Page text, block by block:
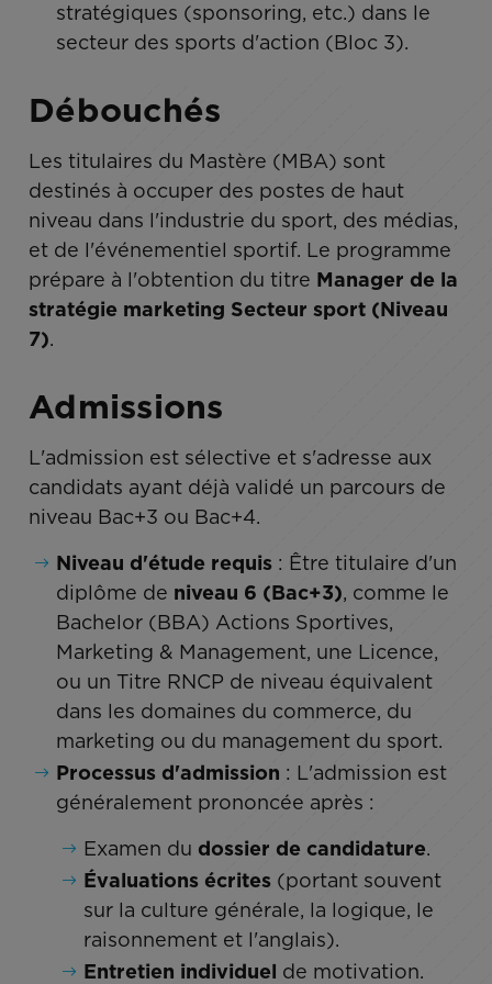
stratégiques (sponsoring, etc.) dans le
secteur des sports d'action (Bloc 3).
Débouchés
Les titulaires du Mastère (MBA) sont
destinés à occuper des postes de haut
niveau dans l'industrie du sport, des médias,
et de l'événementiel sportif. Le programme
prépare à l'obtention du titre Manager de la
stratégie marketing Secteur sport (Niveau
7).
Admissions
L'admission est sélective et s'adresse aux
candidats ayant déjà validé un parcours de
niveau Bac+3 ou Bac+4.
Niveau d'étude requis : Être titulaire d'un
diplôme de niveau 6 (Bac+3), comme le
Bachelor (BBA) Actions Sportives,
Marketing & Management, une Licence,
ou un Titre RNCP de niveau équivalent
dans les domaines du commerce, du
marketing ou du management du sport.
Processus d'admission : L'admission est
généralement prononcée après :
Examen du dossier de candidature.
Évaluations écrites (portant souvent
sur la culture générale, la logique, le
raisonnement et l'anglais).
Entretien individuel de motivation.